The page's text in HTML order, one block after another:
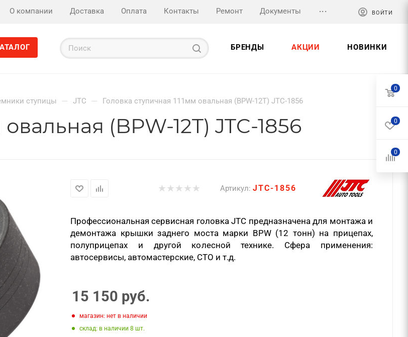
О компании Доставка Оплата Контакты Ремонт Документы ... ВОЙТИ
БРЕНДЫ АКЦИИ НОВИНКИ
ступицы — JTC — Головка ступичная 111мм овальная (BPW-12T) JTC-1856
(BPW-12T) JTC-1856
Артикул: JTC-1856
Профессиональная сервисная головка JTC предназначена для монтажа и
демонтажа крышки заднего моста марки BPW (12 тонн) на прицепах,
полуприцепах и другой колесной технике. Сфера применения:
автосервисы, автомастерские, СТО и т.д.
15 150 руб.
Магазин: нет в наличии
Склад: в наличии 8
0
0
0